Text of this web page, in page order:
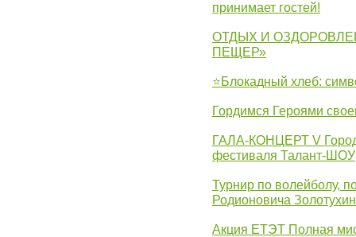
принимает гостей!
ОТДЫХ И
ПЕЩЕР»
⭐Блокадный хлеб:
Гордимся Героями
ГАЛА-КОНЦЕРТ V
фестиваля Талант-ШОУ
Турнир по волейболу,
Родионовича
Акция ЕТЭТ Полная